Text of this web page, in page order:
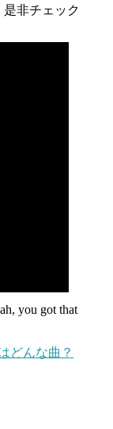
是非チェック
you got that
どんな曲？